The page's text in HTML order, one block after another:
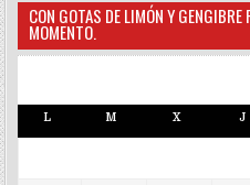
CON GOTAS DE LIMÓN Y GENGIBRE
MOMENTO.
L M X J